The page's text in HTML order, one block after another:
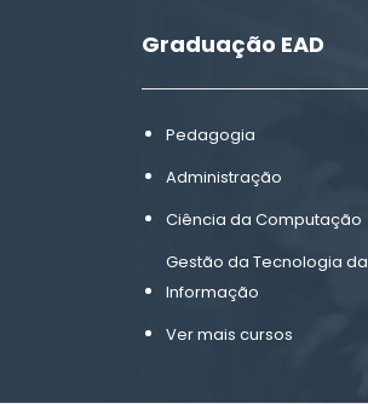
Graduação EAD
Pedagogia
Administração
Ciência da Computação
Gestão da Tecnologia da
Informação
Ver mais cursos